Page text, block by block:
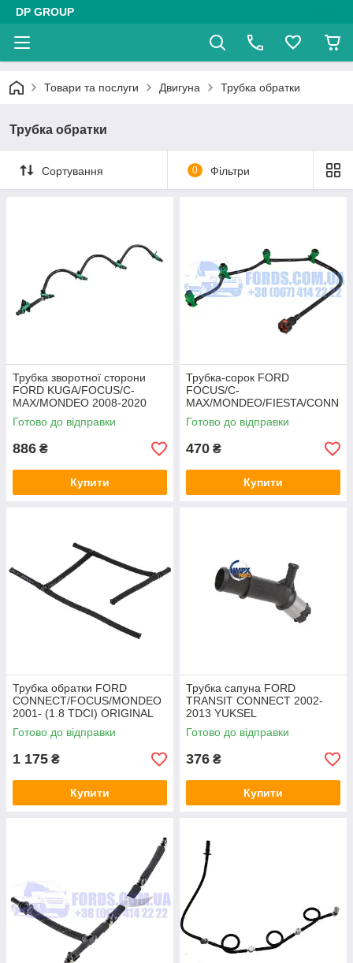
DP GROUP
Товари та послуги Двигуна Трубка обратки
Трубка обратки
Сортування 0 Фільтри
Трубка зворотної сторони
FORD KUGA/FOCUS/C-
MAX/MONDEO 2008-2020
(2.0TDCI) AUTLOG
Готово до відправки
886 ₴
Купити
Трубка-сорок FORD
FOCUS/C-
MAX/MONDEO/FIESTA/CONN
ECT/COURIER
(1.5TDCI/1.6TDCI) ONKA
Готово до відправки
470 ₴
Купити
Трубка обратки FORD
CONNECT/FOCUS/MONDEO
2001- (1.8 TDCI) ORIGINAL
Готово до відправки
1 175 ₴
Купити
Трубка сапуна FORD
TRANSIT CONNECT 2002-
2013 YUKSEL
Готово до відправки
376 ₴
Купити